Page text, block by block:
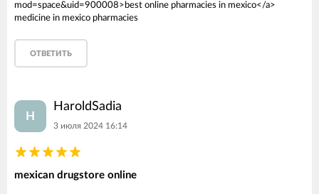
mod=space&uid=900008>best online pharmacies in mexico</a>
medicine in mexico pharmacies
ОТВЕТИТЬ
H
HaroldSadia
3 июля 2024 16:14
mexican drugstore online